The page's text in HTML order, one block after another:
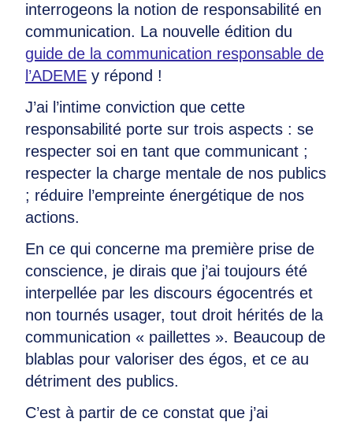
interrogeons la notion de responsabilité en
communication. La nouvelle édition du
guide de la communication responsable de
l’ADEME y répond !
J’ai l’intime conviction que cette
responsabilité porte sur trois aspects : se
respecter soi en tant que communicant ;
respecter la charge mentale de nos publics
; réduire l’empreinte énergétique de nos
actions.
En ce qui concerne ma première prise de
conscience, je dirais que j’ai toujours été
interpellée par les discours égocentrés et
non tournés usager, tout droit hérités de la
communication « paillettes ». Beaucoup de
blablas pour valoriser des égos, et ce au
détriment des publics.
C’est à partir de ce constat que j’ai